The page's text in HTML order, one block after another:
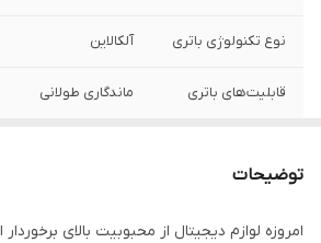
نوع تکنولوژی باتری آلکالاین
قابلیت‌های باتری ماندگاری طولانی
موجود در پک
توضیحات
امروزه لوازم دیجیتال از محبوبیت بالای